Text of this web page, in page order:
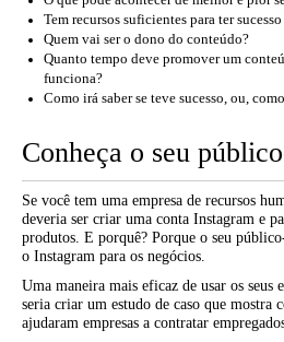
Tem recursos suficientes para ter
Quem vai ser o dono do conteúdo?
Quanto tempo deve promover um
funciona?
Como irá saber se teve sucesso, ou,
Conheça o seu
Se você tem uma empresa de recursos
deveria ser criar uma conta Instagram e
produtos. E porquê? Porque o seu
o Instagram para os negócios.
Uma maneira mais eficaz de usar os seus
seria criar um estudo de caso que mostra
ajudaram empresas a contratar